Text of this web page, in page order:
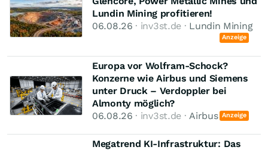
Lundin Mining profitieren!
06.08.26 · inv3st.de · Lundin Mining
Anzeige
Europa vor Wolfram-Schock?
Konzerne wie Airbus und Siemens
unter Druck – Verdoppler bei
Almonty möglich?
06.08.26 · inv3st.de ·Airbus Anzeige
Megatrend KI-Infrastruktur: Das